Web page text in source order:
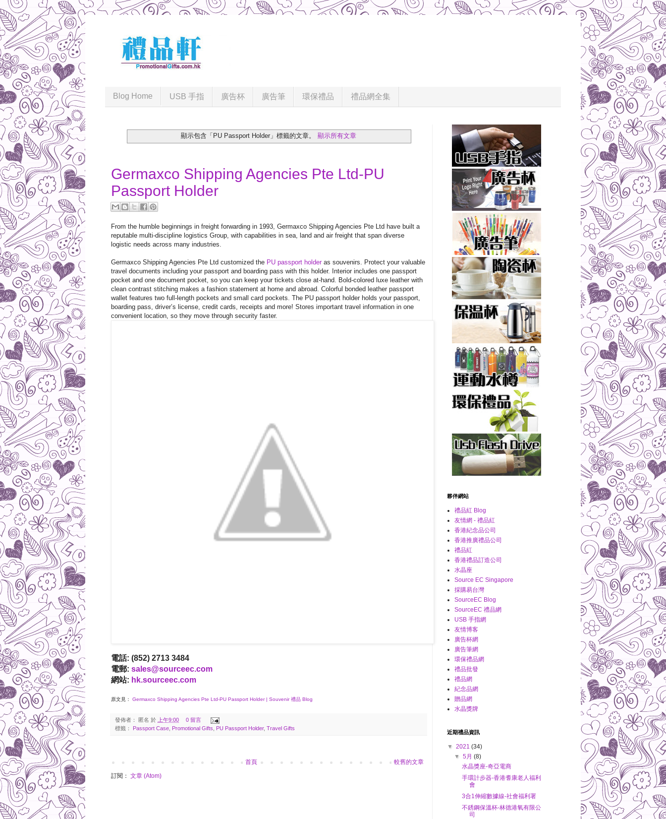
Blog Home USB 手指 廣告杯 廣告筆 環保禮品 禮品網全集
顯示包含「PU Passport Holder」 標籤的文章。 顯示所有文章
Germaxco Shipping Agencies Pte Ltd-PU
Passport Holder
From the humble beginnings in freight forwarding in 1993, Germaxco Shipping Agencies Pte Ltd have built a
reputable multi-discipline logistics Group, with capabilities in sea, land and air freight that span diverse
logistic needs across many industries.
Germaxco Shipping Agencies Pte Ltd customized the PU passport holder as souvenirs. Protect your valuable
travel documents including your passport and boarding pass with this holder. Interior includes one passport
pocket and one document pocket, so you can keep your tickets close at-hand. Bold-colored luxe leather with
clean contrast stitching makes a fashion statement at home and abroad. Colorful bonded leather passport
wallet features two full-length pockets and small card pockets. The PU passport holder holds your passport,
boarding pass, driver’s license, credit cards, receipts and more! Stores important travel information in one
convenient location, so they move through security faster.
電話: (852) 2713 3484
電郵: sales@sourceec.com
網站: hk.sourceec.com
原文見： Germaxco Shipping Agencies Pte Ltd-PU Passport Holder | Souvenir 禮品 Blog
發佈者： 匿名 於 上午9:00
0 留言
標籤：
Passport Case Promotional Gifts PU Passport Holder, Travel Gifts
較舊的文章
首頁
訂閱： 文章 (Atom)
夥伴網站
禮品紅 Blog
友情網 - 禮品紅
香港紀念品公司
香港推廣禮品公司
禮品紅
香港禮品訂造公司
水晶座
Source EC Singapore
採購易台灣
SourceEC Blog
SourceEC 禮品網
USB 手指網
友情博客
廣告杯網
廣告筆網
環保禮品網
禮品批發
禮品網
紀念品網
贈品網
水晶獎牌
近期禮品資訊
▼ 2021 (34)
▼5月(8)
水晶獎座-奇亞電商
手環計步器-香港耆康老人福利
會
3合1伸縮數據線-社會福利署
不銹鋼保溫杯-林德港氧有限公
司